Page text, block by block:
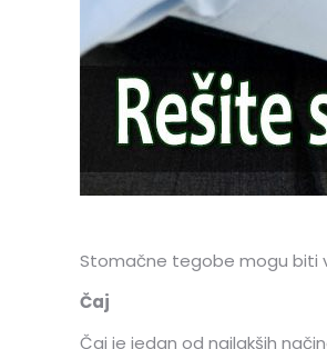
Stomačne tegobe mogu biti
Čaj
Čaj je jedan od najlakših